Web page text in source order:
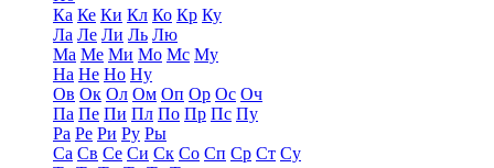
Ка Ке Ки Кл Ко Кр Ку
Ла Ле Ли Ль Лю
Ма Ме Ми Мо Мс Му
На Не Но Ну
Ов Ок Ол Ом Оп Ор Ос Оч
Па Пе Пи Пл По Пр Пс Пу
Ра Ре Ри Ру Ры
Са Св Се Си Ск Со Сп Ср Ст Су